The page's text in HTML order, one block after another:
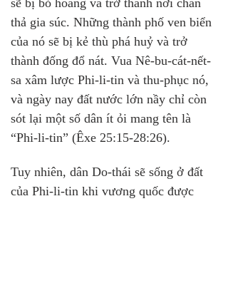
sẽ bị bỏ hoang và trở thành nơi chăn
thả gia súc. Những thành phố ven biển
của nó sẽ bị kẻ thù phá huỷ và trở
thành đống đổ nát. Vua Nê-bu-cát-nết-
sa xâm lược Phi-li-tin và thu-phục nó,
và ngày nay đất nước lớn nầy chỉ còn
sót lại một số dân ít ỏi mang tên là
“Phi-li-tin” (Êxe 25:15-28:26).
Tuy nhiên, dân Do-thái sẽ sống ở đất
của Phi-li-tin khi vương quốc được